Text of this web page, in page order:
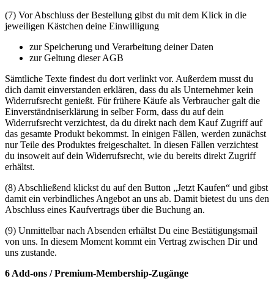
(7) Vor Abschluss der Bestellung gibst du mit dem Klick in die
jeweiligen Kästchen deine Einwilligung
zur Speicherung und Verarbeitung deiner Daten
zur Geltung dieser AGB
Sämtliche Texte findest du dort verlinkt vor. Außerdem musst du
dich damit einverstanden erklären, dass du als Unternehmer kein
Widerrufsrecht genießt. Für frühere Käufe als Verbraucher galt die
Einverständniserklärung in selber Form, dass du auf dein
Widerrufsrecht verzichtest, da du direkt nach dem Kauf Zugriff auf
das gesamte Produkt bekommst. In einigen Fällen, werden zunächst
nur Teile des Produktes freigeschaltet. In diesen Fällen verzichtest
du insoweit auf dein Widerrufsrecht, wie du bereits direkt Zugriff
erhältst.
(8) Abschließend klickst du auf den Button „Jetzt Kaufen“ und gibst
damit ein verbindliches Angebot an uns ab. Damit bietest du uns den
Abschluss eines Kaufvertrags über die Buchung an.
(9) Unmittelbar nach Absenden erhältst Du eine Bestätigungsmail
von uns. In diesem Moment kommt ein Vertrag zwischen Dir und
uns zustande.
6 Add-ons / Premium-Membership-Zugänge